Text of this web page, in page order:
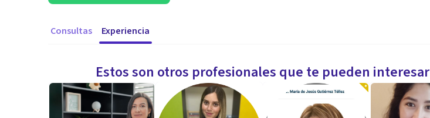
Consultas Experiencia
Estos son otros profesionales que te pueden interesar